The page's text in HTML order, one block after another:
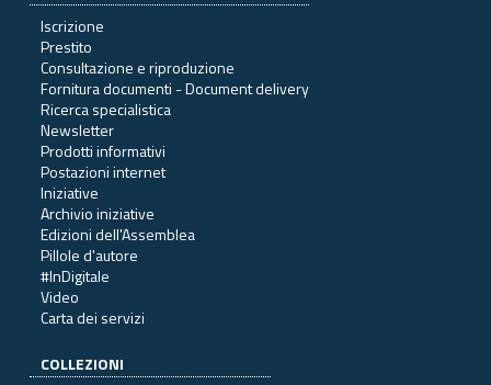
Iscrizione
Prestito
Consultazione e riproduzione
Fornitura documenti - Document delivery
Ricerca specialistica
Newsletter
Prodotti informativi
Postazioni internet
Iniziative
Archivio iniziative
Edizioni dell'Assemblea
Pillole d'autore
#InDigitale
Video
Carta dei servizi
COLLEZIONI